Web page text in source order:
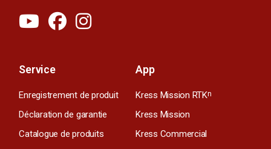
Service
Enregistrement de produit
Déclaration de garantie
Catalogue de produits
App
Kress Mission RTKn
Kress Mission
Kress Commercial